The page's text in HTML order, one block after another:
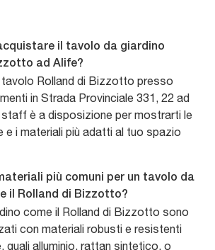
il tavolo da giardino
ad Alife?
tavolo Rolland di Bizzotto presso
in Strada Provinciale 331, 22 ad
è a disposizione per mostrarti le
e i materiali più adatti al tuo spazio
più comuni per un tavolo da
il Rolland di Bizzotto?
come il Rolland di Bizzotto sono
con materiali robusti e resistenti
quali alluminio, rattan sintetico, o